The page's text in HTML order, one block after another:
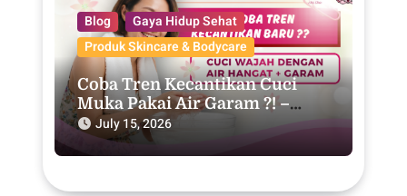
Blog
Gaya Hidup Sehat
Produk Skincare & Bodycare
Coba Tren Kecantikan Cuci
Muka Pakai Air Garam ?! –
Purwodadi
July 15, 2026